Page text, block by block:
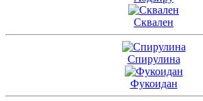
Сквален
Спирулина
Фукоидан